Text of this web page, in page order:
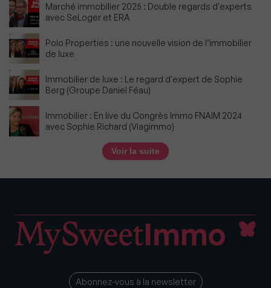
Marché immobilier 2025 : Double regards d'experts
avec SeLoger et ERA
Polo Properties : une nouvelle vision de l’immobilier
de luxe
Immobilier de luxe : Le regard d'expert de Sophie
Berg (Groupe Daniel Féau)
Immobilier : En live du Congrès Immo FNAIM 2024
avec Sophie Richard (Viagimmo)
Voir la suite
Abonnez-vous à la newsletter